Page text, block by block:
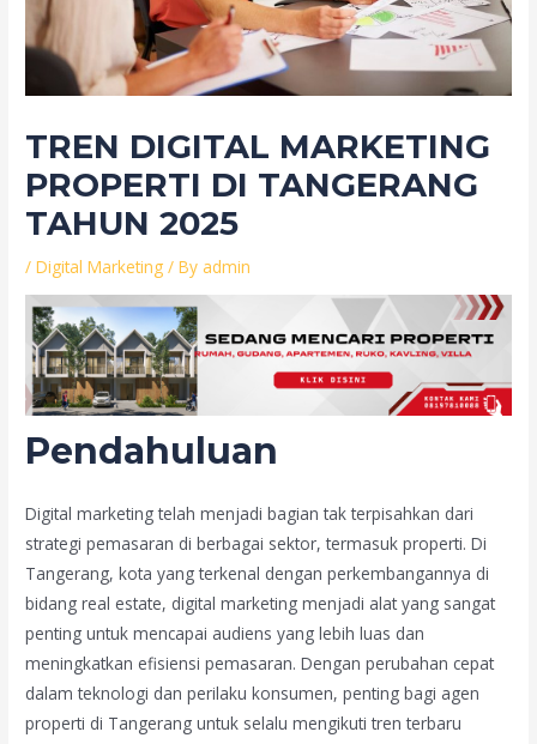
TREN DIGITAL MARKETING
PROPERTI DI TANGERANG
TAHUN 2025
/Digital Marketing / By admin
Pendahuluan
Digital marketing telah menjadi bagian tak terpisahkan dari
strategi pemasaran di berbagai sektor, termasuk properti. Di
Tangerang, kota yang terkenal dengan perkembangannya di
bidang real estate, digital marketing menjadi alat yang sangat
penting untuk mencapai audiens yang lebih luas dan
meningkatkan efisiensi pemasaran. Dengan perubahan cepat
dalam teknologi dan perilaku konsumen, penting bagi agen
properti di Tangerang untuk selalu mengikuti tren terbaru